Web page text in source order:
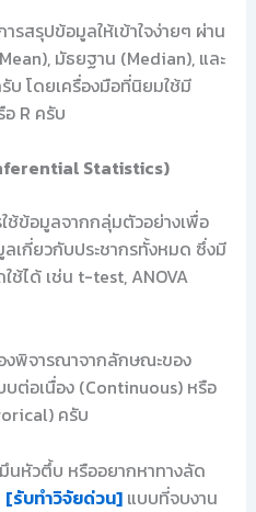
รสรุปข้อมูลให้เข้าใจง่ายๆ ผ่าน
มัธยฐาน (Median), และ
บ โดยเครื่องมือที่นิยมใช้มี
อ R ครับ
Statistics)
ใช้ข้อมูลจากกลุ่มตัวอย่างเพื่อ
เกี่ยวกับประชากรทั้งหมด ซึ่งมี
ช้ได้ เช่น t-test, ANOVA
งพิจารณาจากลักษณะของ
ต่อเนื่อง (Continuous) หรือ
ครับ
นหัวตึ้บ หรืออยากหาทางลัด
[รับทำวิจัยด่วน]แบบที่จบงาน